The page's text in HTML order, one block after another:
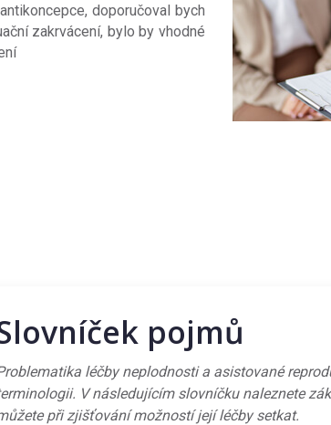
doporučoval bych
zakrvácení, bylo by vhodné
pojmů
léčby neplodnosti a asistované
V následujícím slovníčku naleznete
při zjišťování možností její léčby setkat.